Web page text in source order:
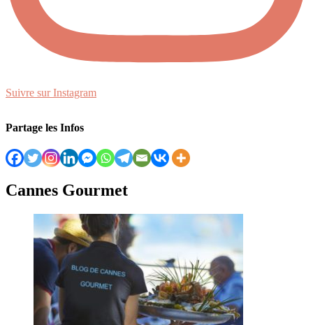
Suivre sur Instagram
Partage les Infos
Cannes Gourmet